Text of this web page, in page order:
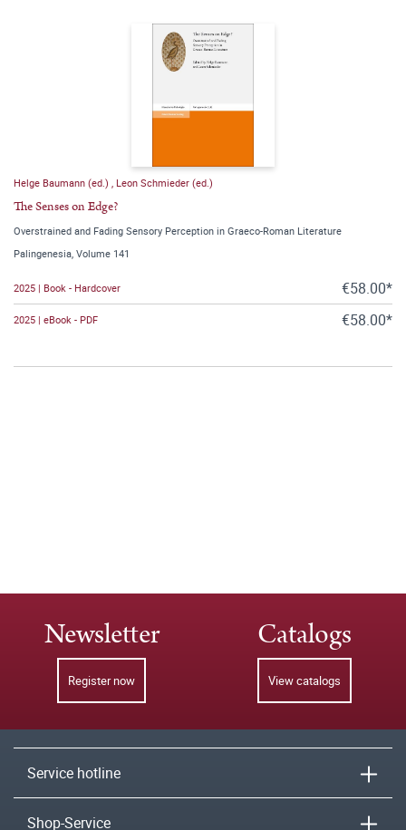
Helge Baumann (ed.) Leon Schmieder (ed.)
The Senses on Edge?
Overstrained and Fading Sensory Perception in Graeco-Roman Literature
Palingenesia, Volume 141
2025 | Book - Hardcover €58.00*
2025 | eBook - PDF €58.00*
Newsletter
Register now
Catalogs
View catalogs
Service hotline
Shop-Service